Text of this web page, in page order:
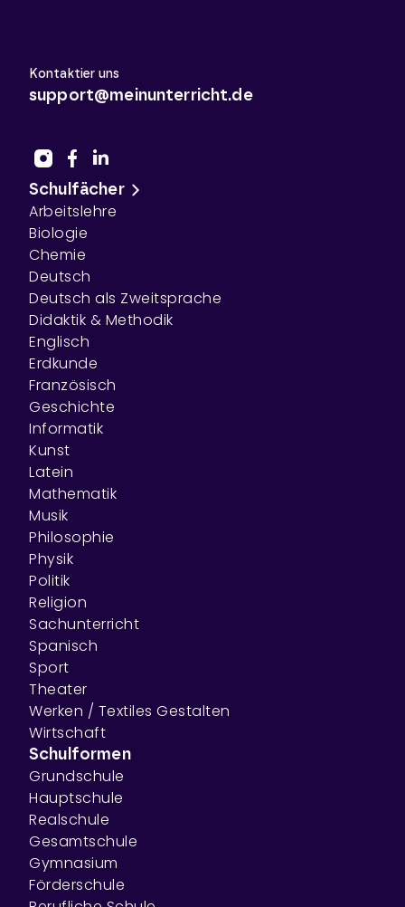
Kontaktier uns
support@meinunterricht.de
Schulfächer
Arbeitslehre
Biologie
Chemie
Deutsch
Deutsch als Zweitsprache
Didaktik & Methodik
Englisch
Erdkunde
Französisch
Geschichte
Informatik
Kunst
Latein
Mathematik
Musik
Philosophie
Physik
Politik
Religion
Sachunterricht
Spanisch
Sport
Theater
Werken / Textiles Gestalten
Wirtschaft
Schulformen
Grundschule
Hauptschule
Realschule
Gesamtschule
Gymnasium
Förderschule